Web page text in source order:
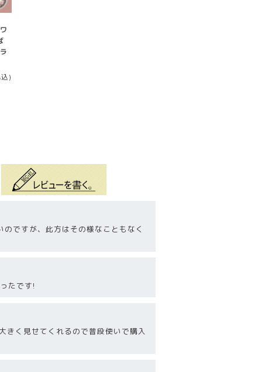
)
ですが、此方はその様なこともなく
たです!
きく見せてくれるので普段使いで購入